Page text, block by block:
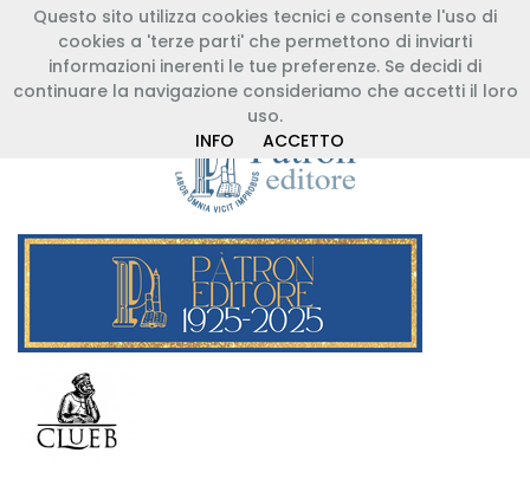
+39 051 767003
info@patroneditore.com
Registrazione Libreria
Registrazione Cliente
Entra
Questo sito utilizza cookies tecnici e consente l'uso di
cookies a 'terze parti' che permettono di inviarti
informazioni inerenti le tue preferenze. Se decidi di
continuare la navigazione consideriamo che accetti il loro
uso.
INFO
ACCETTO